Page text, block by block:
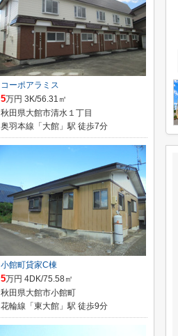
コーポアラミス
5万円 3K/56.31㎡
秋田県大館市清水１丁目
奥羽本線「大館」駅 徒歩7分
小館町貸家C棟
5万円 4DK/75.58㎡
秋田県大館市小館町
花輪線「東大館」駅 徒歩9分